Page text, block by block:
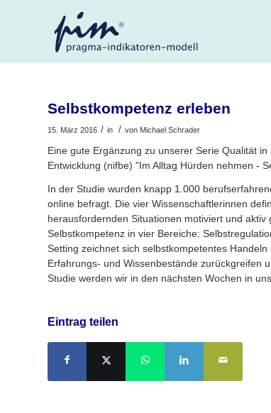
Selbstkompetenz erleben
15. März 2016 / in / von Michael Schrader
Eine gute Ergänzung zu unserer Serie Qualität
Entwicklung (nifbe) "Im Alltag Hürden nehmen -
In der Studie wurden knapp 1.000
online befragt. Die vier Wissenschaftlerinnen
herausfordernden Situationen motiviert und
Selbstkompetenz in vier Bereiche:
Setting zeichnet sich selbstkompetentes
Erfahrungs- und Wissenbestände zurückgreifen
Studie werden wir in den nächsten Wochen in
Eintrag teilen